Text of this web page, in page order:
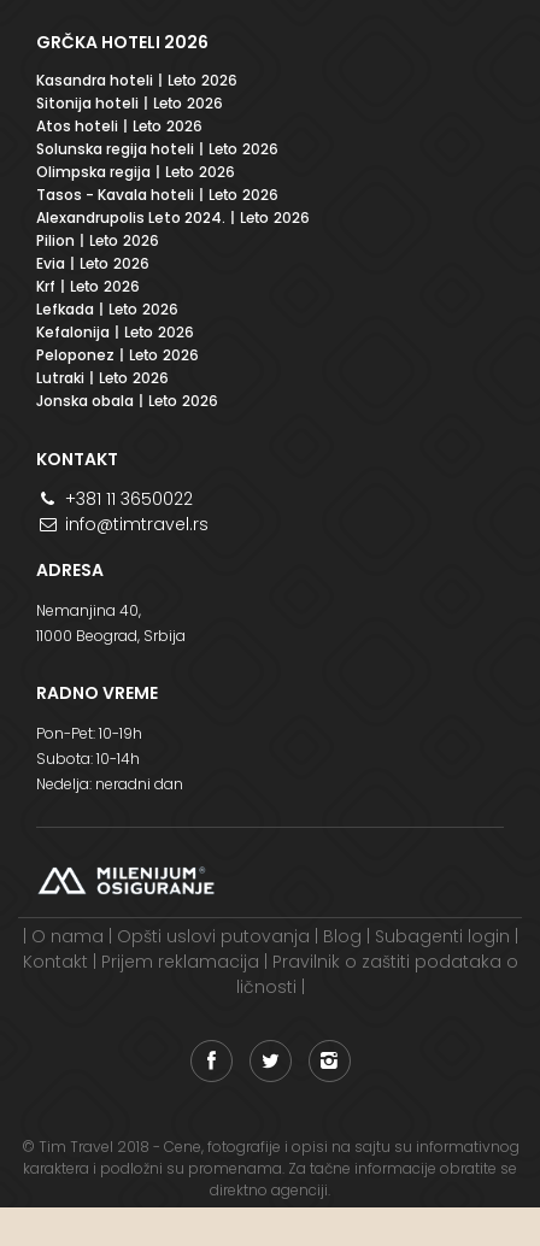
GRČKA HOTELI 2026
Kasandra hoteli | Leto 2026
Sitonija hoteli | Leto 2026
Atos hoteli | Leto 2026
Solunska regija hoteli | Leto 2026
Olimpska regija | Leto 2026
Tasos - Kavala hoteli | Leto 2026
Alexandrupolis Leto 2024. | Leto 2026
Pilion | Leto 2026
Evia | Leto 2026
Krf | Leto 2026
Lefkada | Leto 2026
Kefalonija | Leto 2026
Peloponez | Leto 2026
Lutraki | Leto 2026
Jonska obala | Leto 2026
KONTAKT
+381 11 3650022
info@timtravel.rs
ADRESA
Nemanjina 40,
11000 Beograd, Srbija
RADNO VREME
Pon-Pet: 10-19h
Subota: 10-14h
Nedelja: neradni dan
| O nama | Opšti uslovi putovanja | Blog | Subagenti login |
Kontakt | Prijem reklamacija | Pravilnik o zaštiti podataka o
ličnosti |
© Tim Travel 2018 - Cene, fotografije i opisi na sajtu su informativnog
karaktera i podložni su promenama. Za tačne informacije obratite se
direktno agenciji.